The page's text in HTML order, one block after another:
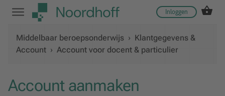
Inloggen
Middelbaar beroepsonderwijs › Klantgegevens &
Account › Account voor docent & particulier
Account aanmaken